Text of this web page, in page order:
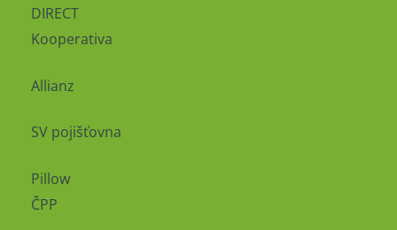
DIRECT
Kooperativa
Allianz
SV pojišťovna
Pillow
ČPP